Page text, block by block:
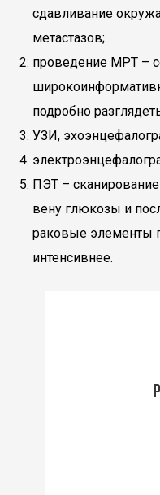
сдавливание
метастазов;
проведение МРТ –
подробно
УЗИ,
ПЭТ –
вену глюкозы и
раковые элементы
интенсивнее.